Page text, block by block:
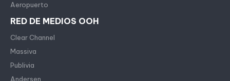
Aeropuerto
RED DE MEDIOS OOH
Clear Channel
Massiva
Publivia
Andersen